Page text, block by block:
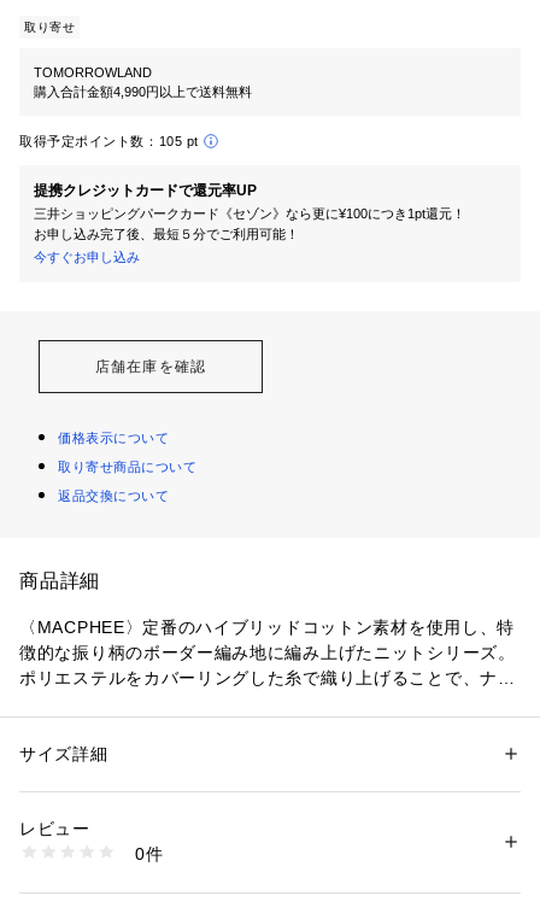
取り寄せ
TOMORROWLAND
購入合計金額4,990円以上で送料無料
取得予定ポイント数： 105 pt
提携クレジットカードで還元率UP
三井ショッピングパークカード《セゾン》なら更に¥100につき1pt還元！
お申し込み完了後、最短５分でご利用可能！
今すぐお申し込み
店舗在庫を確認
価格表示について
取り寄せ商品について
返品交換について
商品詳細
〈MACPHEE〉定番のハイブリッドコットン素材を使用し、特
徴的な振り柄のボーダー編み地に編み上げたニットシリーズ。
ポリエステルをカバーリングした糸で織り上げることで、ナチ
ースアップディテールがポイントの一枚。
太めの紐は結ばずにラフに垂らして着こなすのがおすすめ。
存在感がありつつもどんなボトムスとも合わせやすく幅広いコ
性別：レディース
素材：11 ホワイト、27 オレンジ：コットン60％　ポリエステル40％　6
生産国：中国
洗濯：手洗い、漂白不可、タンブル乾燥不可、自然乾燥、アイロン仕上げ
※詳しい洗濯方法については、商品の品質表示タグをご覧ください
サイズ詳細
レビュー
0件